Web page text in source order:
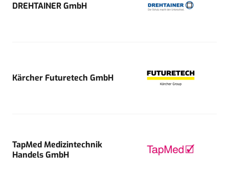
DREHTAINER GmbH
Kärcher Futuretech GmbH
TapMed Medizintechnik
Handels GmbH